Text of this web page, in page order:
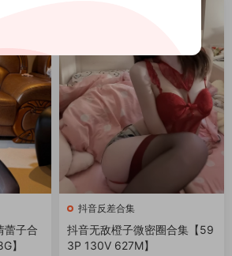
蕾子合
】
抖音反差合集
抖音无敌橙子微密圈合集【59
3P 130V 627M】